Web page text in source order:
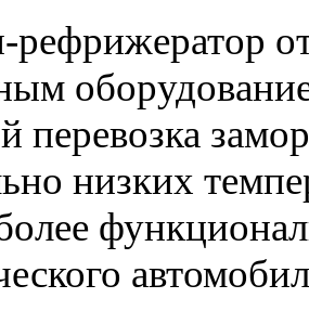
перевозка
низких